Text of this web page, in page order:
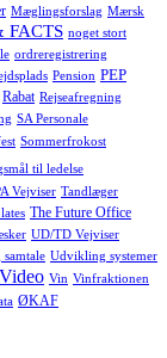
Mæglingsforslag Mærsk
FACTS noget stort
ordreregistrering
Pension PEP
Rabat Rejseafregning
SA Personale
Sommerfrokost
til ledelse
Vejviser Tandlæger
The Future Office
UD/TD Vejviser
Udvikling systemer
Video Vin Vinfraktionen
ØKAF